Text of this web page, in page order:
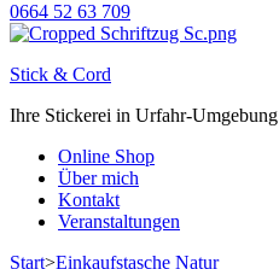
0664 52 63 709
Stick & Cord
Ihre Stickerei in Urfahr-Umgebung
Online Shop
Über mich
Kontakt
Veranstaltungen
Start>Einkaufstasche Natur